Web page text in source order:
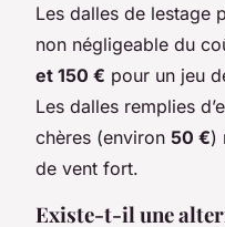
Les dalles de lestage
non négligeable du
et 150 € pour un jeu
Les dalles remplies
chères (environ 50 €)
de vent fort.
Existe-t-il une